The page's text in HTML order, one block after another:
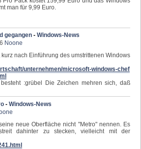
man für 9,99 Euro.
gegangen - Windows-News
Noone
nach Einführung des umstrittenen Windows
unternehmen/microsoft-windows-chef
:grübel Die Zeichen mehren sich, daß
- Windows-News
neue Oberfläche nicht "Metro" nennen. Es
dahinter zu stecken, vielleicht mit der